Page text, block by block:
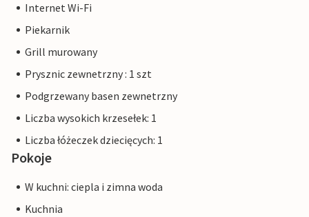
Internet Wi-Fi
Piekarnik
Grill murowany
Prysznic zewnetrzny : 1 szt
Podgrzewany basen zewnetrzny
Liczba wysokich krzesełek: 1
Liczba łóżeczek dziecięcych: 1
Pokoje
W kuchni: ciepla i zimna woda
Kuchnia